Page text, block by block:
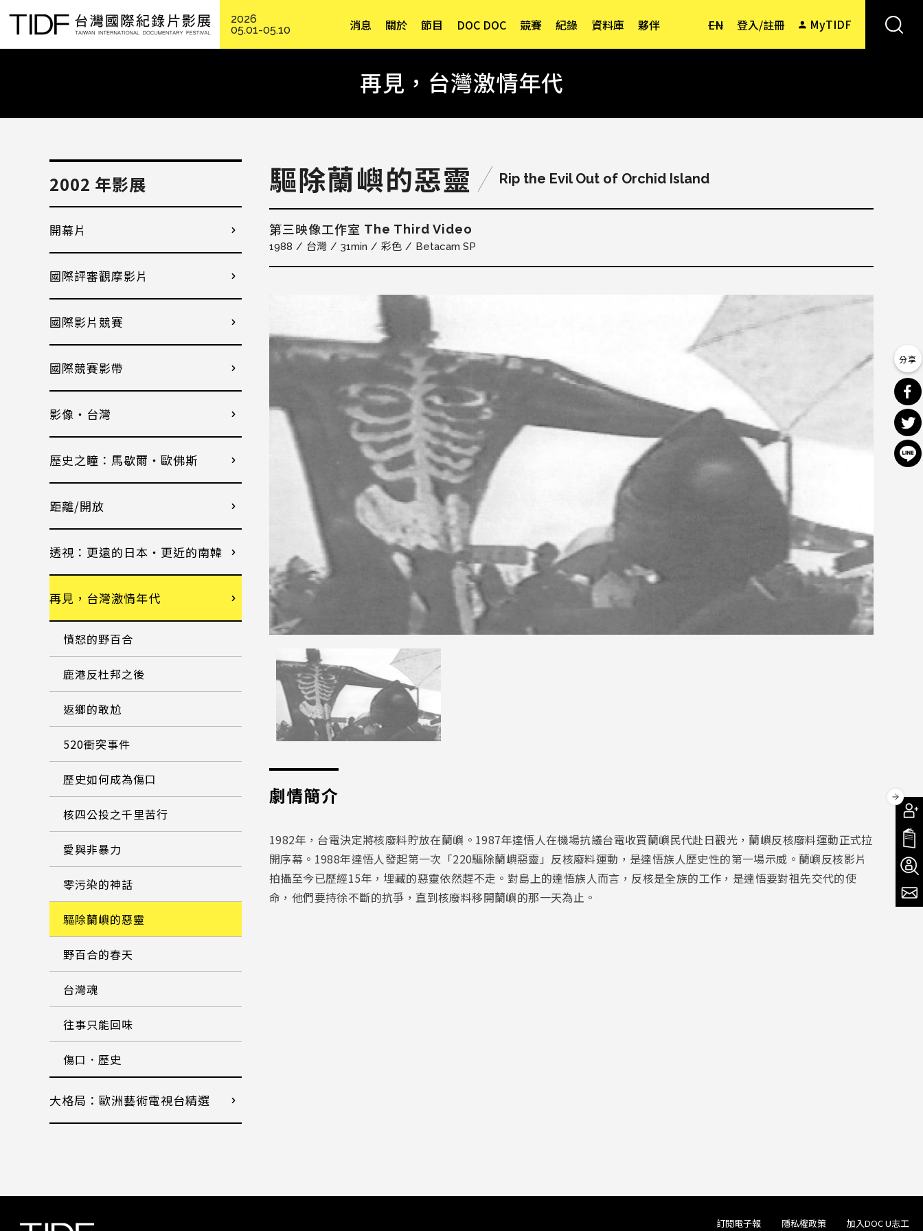
2026
05.01-05.10
EN 登入/註冊 MyTIDF
消息 關於 節目 DOC DOC 競賽 紀錄 資料庫 夥伴
再見，台灣激情年代
驅除蘭嶼的惡靈 Rip the Evil Out of Orchid Island
第三映像工作室 The Third Video
1988 台灣 31min 彩色 Betacam SP
劇情簡介
1982年，台電決定將核廢料貯放在蘭嶼。1987年達悟人在機場抗議台電收買蘭嶼民代赴日觀光，蘭嶼反核廢料運動正式拉
開序幕。1988年達悟人發起第一次「220驅除蘭嶼惡靈」反核廢料運動，是達悟族人歷史性的第一場示威。蘭嶼反核影片
拍攝至今已歷經15年，埋藏的惡靈依然趕不走。對島上的達悟族人而言，反核是全族的工作，是達悟要對祖先交代的使
命，他們要持徐不斷的抗爭，直到核廢料移開蘭嶼的那一天為止。
2002 年影展
開幕片
國際評審觀摩影片
國際影片競賽
國際競賽影帶
影像・台灣
歷史之瞳：馬歇爾・歐佛斯
距離/開放
透視：更遠的日本・更近的南韓
再見，台灣激情年代
憤怒的野百合
鹿港反杜邦之後
返鄉的敢尬
520衝突事件
歷史如何成為傷口
核四公投之千里苦行
愛與非暴力
零污染的神話
驅除蘭嶼的惡靈
野百合的春天
台灣魂
往事只能回味
傷口．歷史
大格局：歐洲藝術電視台精選
訂閱電子報 隱私權政策 加入DOC U志工